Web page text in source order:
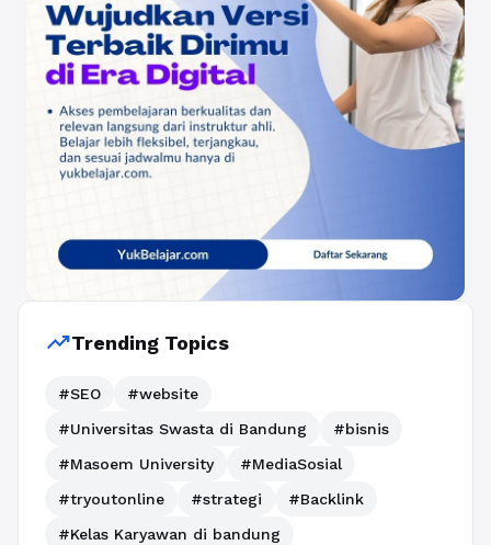
trending_upTrending Topics
#SEO
#website
#Universitas Swasta di Bandung
#bisnis
#Masoem University
#MediaSosial
#tryoutonline
#strategi
#Backlink
#Kelas Karyawan di bandung